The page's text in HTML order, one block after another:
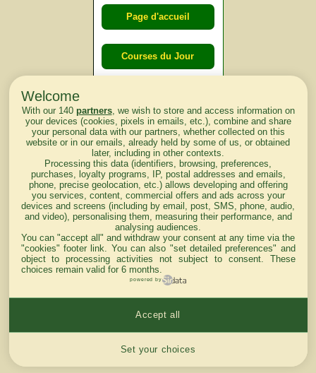
Page d'accueil
Courses du Jour
lendemain
Courses
d'aujourd'hui
Haut de Page
Mentions légales du site
Welcome
With our 140 partners, we wish to store and access information on
your devices (cookies, pixels in emails, etc.), combine and share
your personal data with our partners, whether collected on this
website or in our emails, already held by some of us, or obtained
later, including in other contexts.
Processing this data (identifiers, browsing, preferences,
purchases, loyalty programs, IP, postal addresses and emails,
phone, precise geolocation, etc.) allows developing and offering
you services, content, commercial offers and ads across your
devices and screens (including by email, post, SMS, phone, audio,
and video), personalising them, measuring their performance, and
analysing audiences.
You can "accept all" and withdraw your consent at any time via the
"cookies" footer link . You can also "set detailed preferences" and
object to processing activities not subject to consent. These
choices remain valid for 6 months.
powered by
Set your choices
Accept all